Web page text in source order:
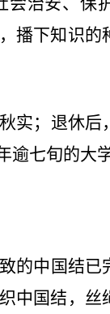
播下知识的
实；退休后
七旬的大
的中国结已
中国结，丝